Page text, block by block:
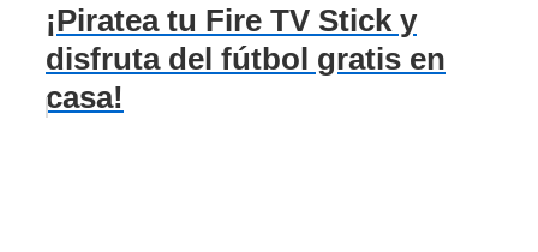
¡Piratea tu Fire TV Stick y
disfruta del fútbol gratis en
casa!